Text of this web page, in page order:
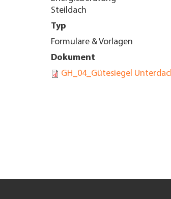
FACHZEITSCHRIFT
Steildach
Typ
Formulare & Vorlagen
Dokument
GH_04_Gütesiegel